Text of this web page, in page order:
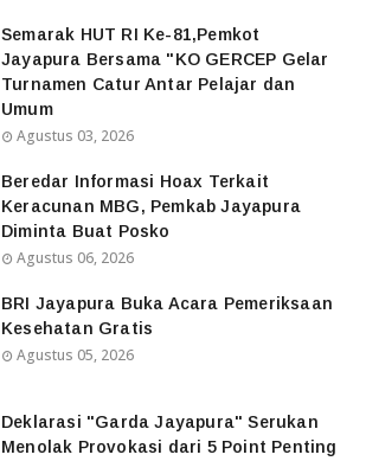
Semarak HUT RI Ke-81,Pemkot
Jayapura Bersama "KO GERCEP Gelar
Turnamen Catur Antar Pelajar dan
Umum
Agustus 03, 2026
Beredar Informasi Hoax Terkait
Keracunan MBG, Pemkab Jayapura
Diminta Buat Posko
Agustus 06, 2026
BRI Jayapura Buka Acara Pemeriksaan
Kesehatan Gratis
Agustus 05, 2026
Deklarasi "Garda Jayapura" Serukan
Menolak Provokasi dari 5 Point Penting